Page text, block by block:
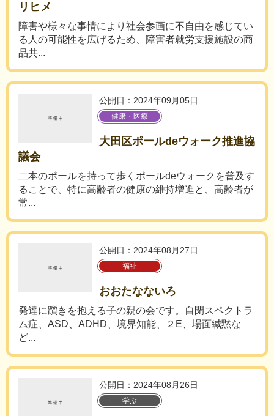
リヒメ
障害や様々な事情により社会参画に不自由を感じてい
る人の可能性を広げるため、障害者就労支援施設の商
品共...
公開日：2024年09月05日
健康・医療
大田区ポールdeウォーク推進協
議会
二本のポールを持って歩くポールdeウォークを普及す
ることで、特に高齢者の健康の維持増進と、高齢者が
常...
公開日：2024年08月27日
福祉
おおたなないろ
発達に躓きを抱える子の親の会です。自閉スペクトラ
ム症、ASD、ADHD、境界知能、２E、場面緘黙な
ど...
公開日：2024年08月26日
学ぶ